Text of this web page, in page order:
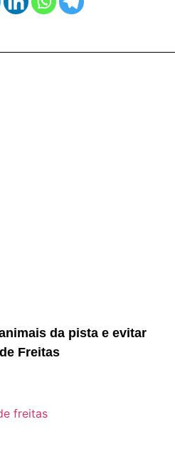
da pista e evitar
Freitas